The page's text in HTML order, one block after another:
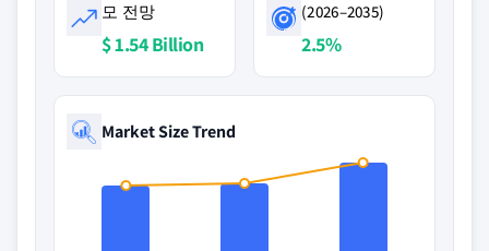
모 전망
$ 1.54 Billion
(2026–2035)
2.5%
Market Size Trend